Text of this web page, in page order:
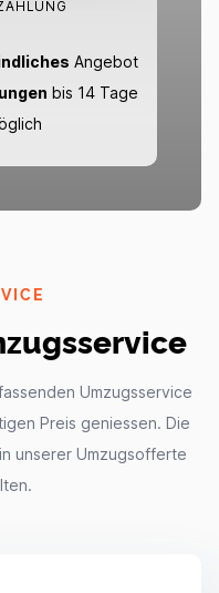
Angebot
bis 14 Tage
Umzugsservice
Preis geniessen. Die
unserer Umzugsofferte